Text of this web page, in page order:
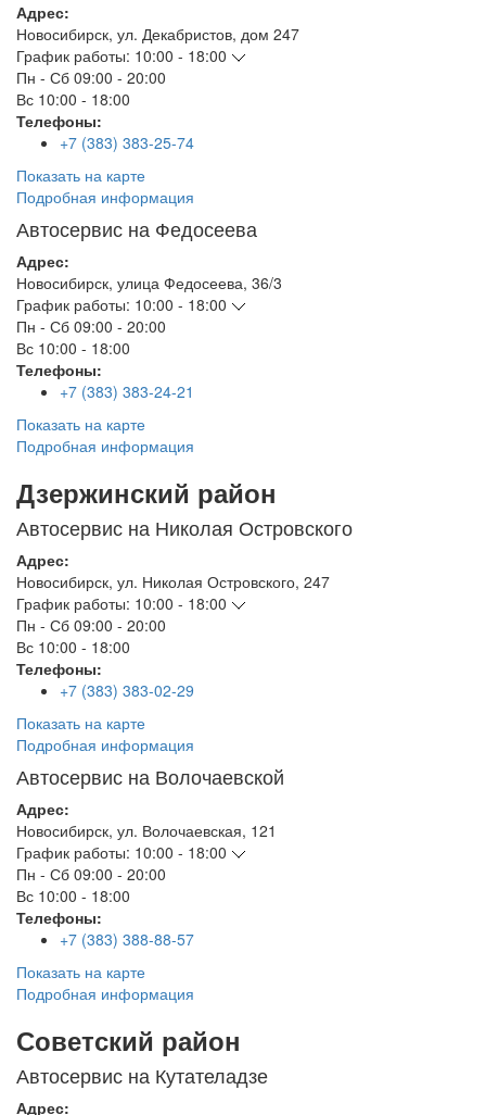
Адрес:
Новосибирск, ул. Декабристов, дом 247
График работы: 10:00 - 18:00
Пн - Сб 09:00 - 20:00
Вс 10:00 - 18:00
Телефоны:
+7 (383) 383-25-74
Показать на карте
Подробная информация
Автосервис на Федосеева
Адрес:
Новосибирск, улица Федосеева, 36/3
График работы: 10:00 - 18:00
Пн - Сб 09:00 - 20:00
Вс 10:00 - 18:00
Телефоны:
+7 (383) 383-24-21
Показать на карте
Подробная информация
Дзержинский район
Автосервис на Николая Островского
Адрес:
Новосибирск, ул. Николая Островского, 247
График работы: 10:00 - 18:00
Пн - Сб 09:00 - 20:00
Вс 10:00 - 18:00
Телефоны:
+7 (383) 383-02-29
Показать на карте
Подробная информация
Автосервис на Волочаевской
Адрес:
Новосибирск, ул. Волочаевская, 121
График работы: 10:00 - 18:00
Пн - Сб 09:00 - 20:00
Вс 10:00 - 18:00
Телефоны:
+7 (383) 388-88-57
Показать на карте
Подробная информация
Советский район
Автосервис на Кутателадзе
Адрес: